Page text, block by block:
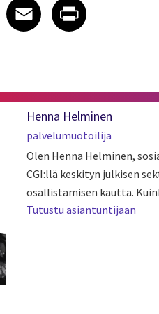
LinkedIn
on X
article on
Facebook
Share article on
Email
Share
Henna Helminen
palvelumuotoilija
Olen Henna Helminen,
CGI:llä keskityn julkisen
osallistamisen kautta.
Tutustu asiantuntijaan